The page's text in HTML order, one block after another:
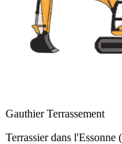
Gauthier Terrassement
Terrassier dans l'Essonne